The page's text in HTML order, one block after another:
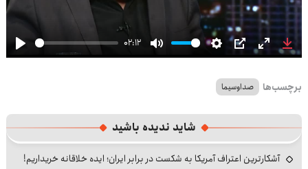
Play
02:12
Mute Settings
PIP Enter
برچسب‌ها صداوسیما
شاید ندیده باشید
آشکارترین اعتراف آمریکا به شکست در برابر ایران؛ ایده خلاقانه خریداریم!